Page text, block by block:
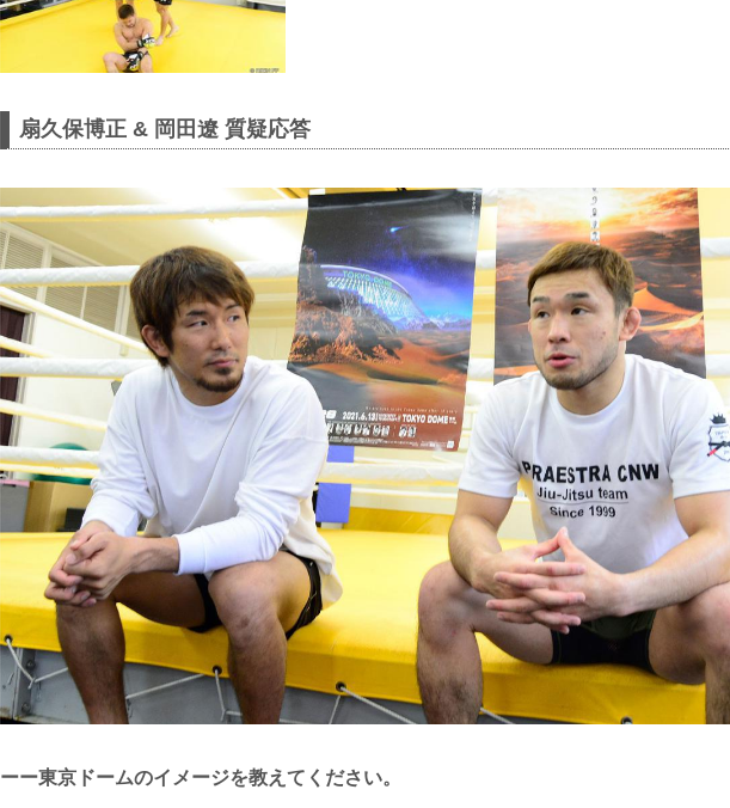
扇久保博正 & 岡田遼 質疑応答
ーー東京ドームのイメージを教えてください。